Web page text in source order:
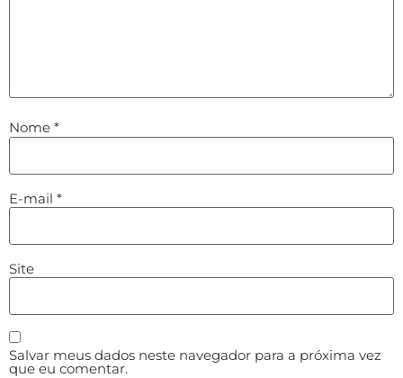
Nome *
E-mail *
Site
Salvar meus dados neste navegador para a próxima vez
que eu comentar.